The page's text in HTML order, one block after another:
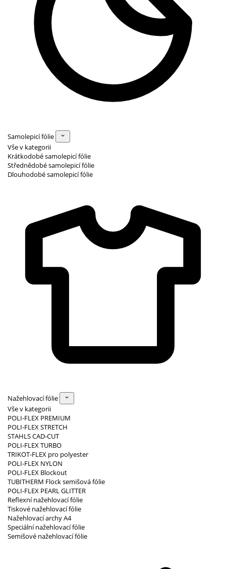
Samolepicí fólie
Vše v kategorii
Krátkodobé samolepicí fólie
Střednědobé samolepicí fólie
Dlouhodobé samolepicí fólie
Nažehlovací fólie
Vše v kategorii
POLI-FLEX PREMIUM
POLI-FLEX STRETCH
STAHLS CAD-CUT
POLI-FLEX TURBO
TRIKOT-FLEX pro polyester
POLI-FLEX NYLON
POLI-FLEX Blockout
TUBITHERM Flock semišová fólie
POLI-FLEX PEARL GLITTER
Reflexní nažehlovací fólie
Tiskové nažehlovací fólie
Nažehlovací archy A4
Speciální nažehlovací fólie
Semišové nažehlovací fólie